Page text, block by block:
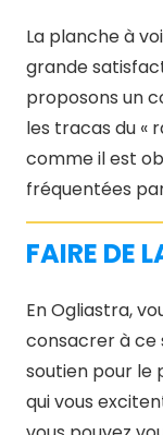
La planche à
grande
proposons un
les tracas du «
comme il est
fréquentées
FAIRE DE
En Ogliastra,
consacrer à ce
soutien pour le
qui vous